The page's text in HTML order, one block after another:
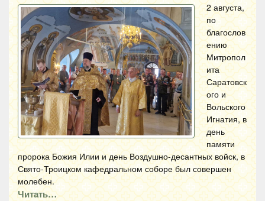
2 августа,
по
благослов
ению
Митропол
ита
Саратовск
ого и
Вольского
Игнатия, в
день
памяти
пророка Божия Илии и день Воздушно-десантных войск, в
Свято-Троицком кафедральном соборе был совершен
молебен.
Читать…